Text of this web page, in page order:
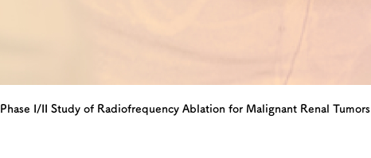
Phase I/II Study of Radiofrequency Ablation for Malignant Renal